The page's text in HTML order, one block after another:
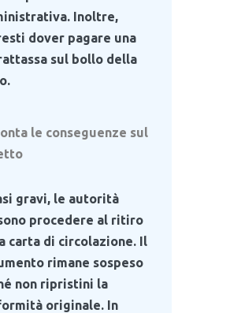
Inoltre,
dover pagare una
sul bollo della
le conseguenze sul
gravi, le autorità
procedere al ritiro
carta di circolazione. Il
rimane sospeso
non ripristini la
originale. In